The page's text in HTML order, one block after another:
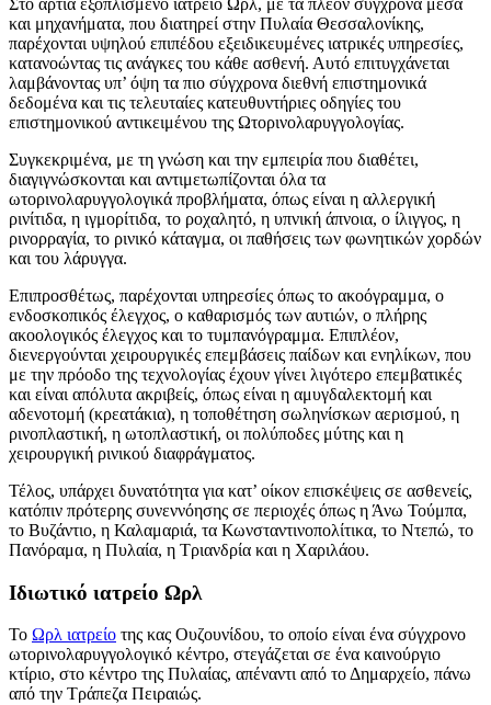
και μηχανήματα, που διατηρεί στην Πυλαία Θεσσαλονίκης,
παρέχονται υψηλού επιπέδου εξειδικευμένες ιατρικές υπηρεσίες,
κατανοώντας τις ανάγκες του κάθε ασθενή. Αυτό επιτυγχάνεται
λαμβάνοντας υπ’ όψη τα πιο σύγχρονα διεθνή επιστημονικά
δεδομένα και τις τελευταίες κατευθυντήριες οδηγίες του
επιστημονικού αντικειμένου της Ωτορινολαρυγγολογίας.
Συγκεκριμένα, με τη γνώση και την εμπειρία που διαθέτει,
διαγιγνώσκονται και αντιμετωπίζονται όλα τα
ωτορινολαρυγγολογικά προβλήματα, όπως είναι η αλλεργική
ρινίτιδα, η ιγμορίτιδα, το ροχαλητό, η υπνική άπνοια, ο ίλιγγος, η
ρινορραγία, το ρινικό κάταγμα, οι παθήσεις των φωνητικών χορδών
και του λάρυγγα.
Επιπροσθέτως, παρέχονται υπηρεσίες όπως το ακοόγραμμα, ο
ενδοσκοπικός έλεγχος, ο καθαρισμός των αυτιών, ο πλήρης
ακοολογικός έλεγχος και το τυμπανόγραμμα. Επιπλέον,
διενεργούνται χειρουργικές επεμβάσεις παίδων και ενηλίκων, που
με την πρόοδο της τεχνολογίας έχουν γίνει λιγότερο επεμβατικές
και είναι απόλυτα ακριβείς, όπως είναι η αμυγδαλεκτομή και
αδενοτομή (κρεατάκια), η τοποθέτηση σωληνίσκων αερισμού, η
ρινοπλαστική, η ωτοπλαστική, οι πολύποδες μύτης και η
χειρουργική ρινικού διαφράγματος.
Τέλος, υπάρχει δυνατότητα για κατ’ οίκον επισκέψεις σε ασθενείς,
κατόπιν πρότερης συνεννόησης σε περιοχές όπως η Άνω Τούμπα,
το Βυζάντιο, η Καλαμαριά, τα Κωνσταντινοπολίτικα, το Ντεπώ, το
Πανόραμα, η Πυλαία, η Τριανδρία και η Χαριλάου.
Ιδιωτικό ιατρείο Ωρλ
Το Ωρλ ιατρείο της κας Ουζουνίδου, το οποίο είναι ένα σύγχρονο
ωτορινολαρυγγολογικό κέντρο, στεγάζεται σε ένα καινούργιο
κτίριο, στο κέντρο της Πυλαίας, απέναντι από το Δημαρχείο, πάνω
από την Τράπεζα Πειραιώς.